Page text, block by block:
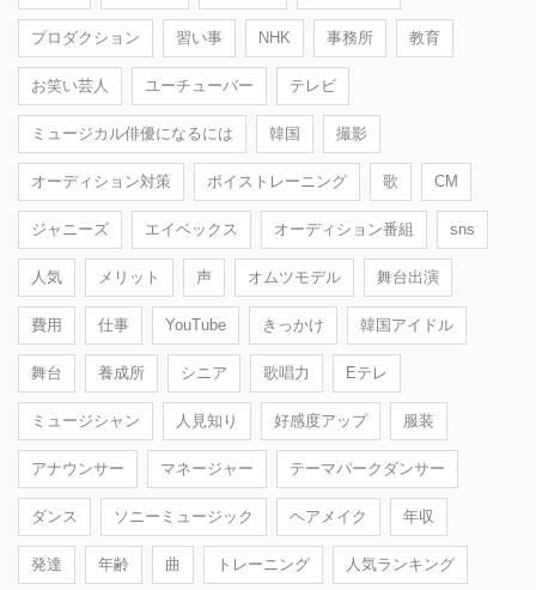
プロダクション 習い事 NHK 事務所 教育
お笑い芸人 ユーチューバー テレビ
ミュージカル俳優になるには 韓国 撮影
オーディション対策 ボイストレーニング 歌 CM
ジャニーズ エイベックス オーディション番組 sns
人気 メリット 声 オムツモデル 舞台出演
費用 仕事 YouTube きっかけ 韓国アイドル
舞台 養成所 シニア 歌唱力 Eテレ
ミュージシャン 人見知り 好感度アップ 服装
アナウンサー マネージャー テーマパークダンサー
ダンス ソニーミュージック ヘアメイク 年収
発達 年齢 曲 トレーニング 人気ランキング